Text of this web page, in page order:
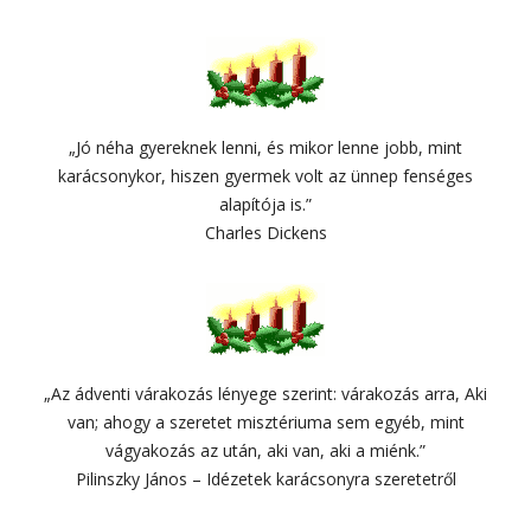
„Jó néha gyereknek lenni, és mikor lenne jobb, mint
karácsonykor, hiszen gyermek volt az ünnep fenséges
alapítója is.”
Charles Dickens
„Az ádventi várakozás lényege szerint: várakozás arra, Aki
van; ahogy a szeretet misztériuma sem egyéb, mint
vágyakozás az után, aki van, aki a miénk.”
Pilinszky János – Idézetek karácsonyra szeretetről